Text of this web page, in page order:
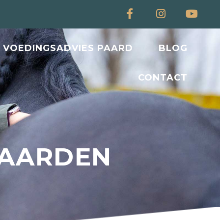
VOEDINGSADVIES PAARD BLOG
CONTACT